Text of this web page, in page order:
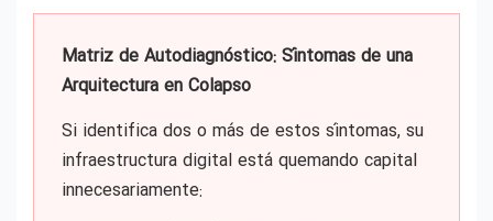
Matriz de Autodiagnóstico: Síntomas de una
Arquitectura en Colapso
Si identifica dos o más de estos síntomas, su
infraestructura digital está quemando capital
innecesariamente: